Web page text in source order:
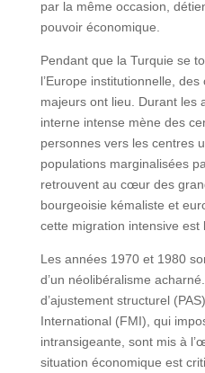
par la même occasion,
pouvoir économique.
Pendant que la Turquie se
l’Europe institutionnelle,
majeurs ont lieu. Durant les
interne intense mène des
personnes vers les centres
populations marginalisées
retrouvent au cœur des
bourgeoisie kémaliste et
cette migration intensive est
Les années 1970 et 1980
d’un néolibéralisme
d’ajustement structurel
International (FMI), qui
intransigeante, sont mis à
situation économique est